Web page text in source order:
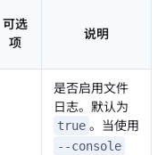
可选
项
说明
是否启用文件
日志。默认为
true 。当使用
--console